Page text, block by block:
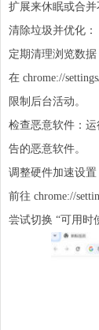
扩展来休眠或合并
清除垃圾并优化：
定期清理浏览数
在 chrome://
限制后台活动。
检查恶意软件：运
告的恶意软件。
调整硬件加速设置
前往 chrome://
尝试切换 “可用时